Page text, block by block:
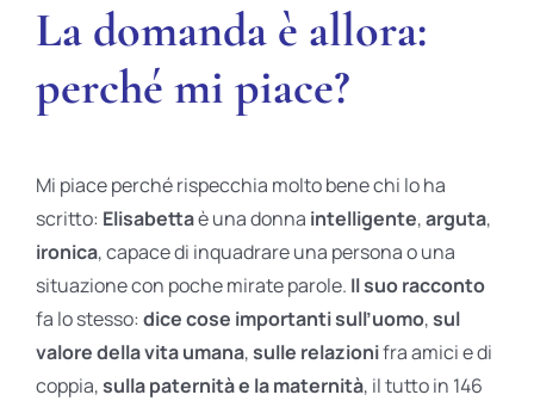
La domanda è allora:
perché mi piace?
Mi piace perché rispecchia molto bene chi lo ha
scritto: Elisabettaè una donna intelligente,arguta,
ironica, capace di inquadrare una persona o una
situazione con poche mirate parole. Il suo racconto
fa lo stesso: dice cose importanti sull’uomo,sul
valore della vita umana,sulle relazionifra amici e di
coppia,sulla paternitàe la maternità, il tutto in 146